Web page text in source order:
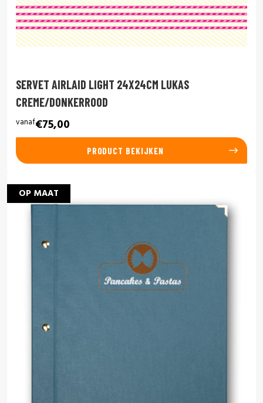
SERVET AIRLAID LIGHT 24X24CM LUKAS
CREME/DONKERROOD
vanaf€75,00
PRODUCT BEKIJKEN
OP MAAT